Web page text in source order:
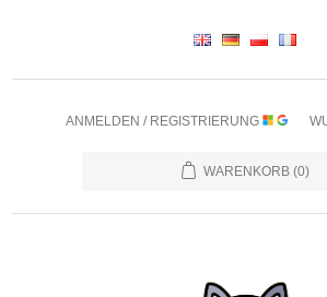
ANMELDEN / REGISTRIERUNG
WARENKORB (0)